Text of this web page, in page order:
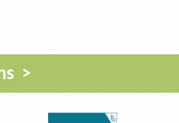
>